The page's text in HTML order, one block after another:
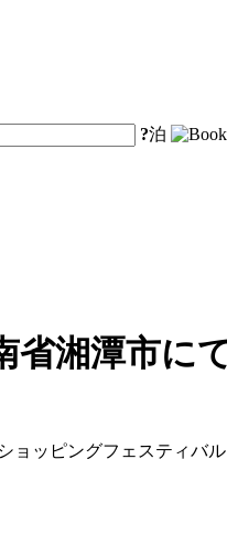
?泊
湘潭市に
ョッピングフェスティ